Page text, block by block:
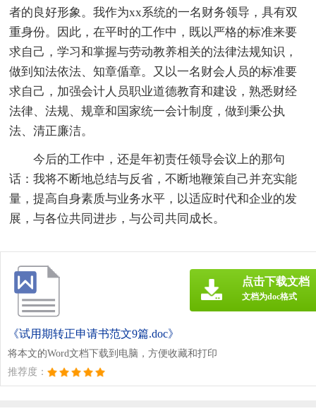
者的良好形象。我作为xx系统的一名财务领导，具有双
重身份。因此，在平时的工作中，既以严格的标准来要
求自己，学习和掌握与劳动教养相关的法律法规知识，
做到知法依法、知章偱章。又以一名财会人员的标准要
求自己，加强会计人员职业道德教育和建设，熟悉财经
法律、法规、规章和国家统一会计制度，做到秉公执
法、清正廉洁。
今后的工作中，还是年初责任领导会议上的那句
话：我将不断地总结与反省，不断地鞭策自己并充实能
量，提高自身素质与业务水平，以适应时代和企业的发
展，与各位共同进步，与公司共同成长。
《试用期转正申请书范文9篇.doc》
将本文的Word文档下载到电脑，方便收藏和打印
推荐度：
点击下载文档
文档为doc格式